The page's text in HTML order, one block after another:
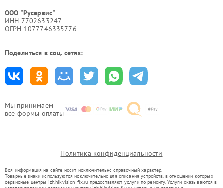
Мы принимаем
все формы оплаты
ООО "Русервис"
ИНН 7702633247
ОГРН 1077746335776
Поделиться в соц. сетях:
Политика конфиденциальности
Вся информация на сайте носит исключительно справочный характер.
Товарные знаки используются исключительно для описания устройств, в отношении которых
сервисные центры izh.hikvision-fix.ru предоставляют услуги по ремонту. Услуги оказываются в